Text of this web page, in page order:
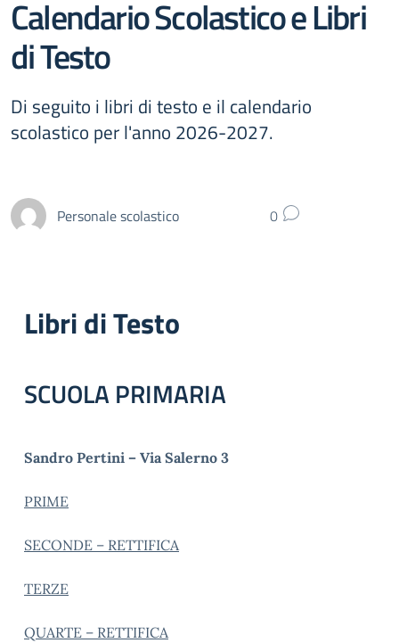
Calendario Scolastico e Libri
di Testo
Di seguito i libri di testo e il calendario
scolastico per l'anno 2026-2027.
Personale scolastico 0
Libri di Testo
SCUOLAPRIMARIA
Sandro Pertini – Via Salerno 3
PRIME
SECONDE – RETTIFICA
TERZE
QUARTE – RETTIFICA